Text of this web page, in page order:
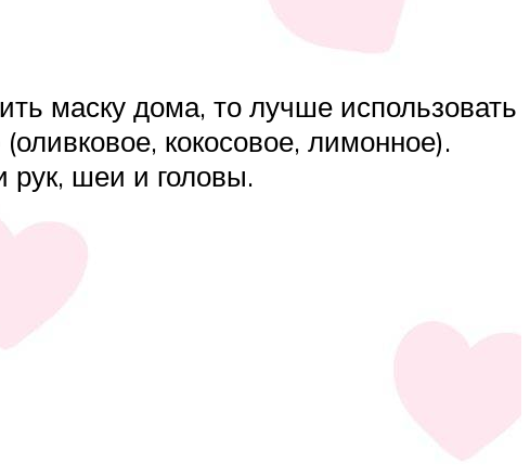
маску дома, то лучше использовать
кокосовое, лимонное).
рук, шеи и головы.